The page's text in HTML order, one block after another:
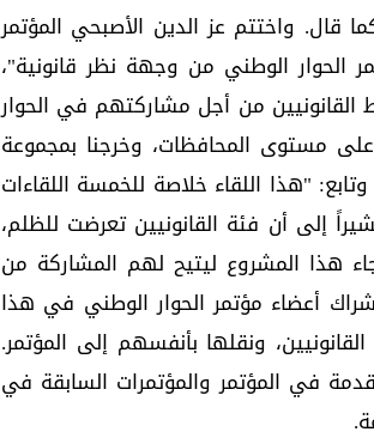
قال. واختتم عز الدين الأصبحي المؤتمر
الوطني من وجهة نظر قانونية"،
من أجل مشاركتهم في الحوار
مستوى المحافظات، وخرجنا بمجموعة
"هذا اللقاء خلاصة للخمسة اللقاءات
إلى أن فئة القانونيين تعرضت للظلم،
هذا المشروع ليتيح لهم المشاركة من
أعضاء مؤتمر الحوار الوطني في هذا
ونقلها بأنفسهم إلى المؤتمر.
في المؤتمر والمؤتمرات السابقة في